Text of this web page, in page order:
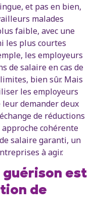
et pas en bien,
malades
faible, avec une
les plus courtes
les employeurs
de salaire en cas de
bien sûr. Mais
les employeurs
leur demander deux
de réductions
cohérente
salaire garanti, un
à agir.
guérison est
de